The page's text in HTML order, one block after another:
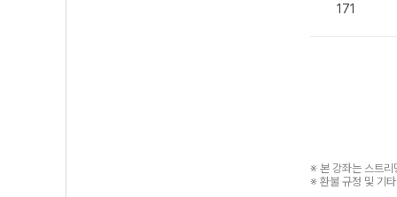
171
※ 본 강좌는 스트리
※ 환불 규정 및 기